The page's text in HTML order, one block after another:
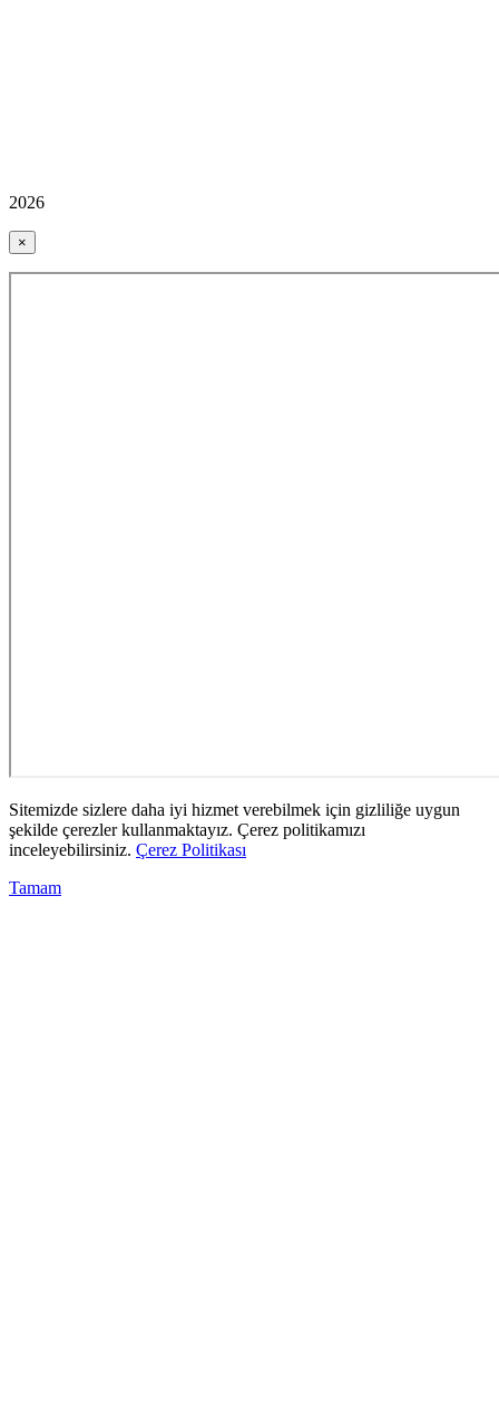
2026
×
Sitemizde sizlere daha iyi hizmet verebilmek için gizliliğe uygun
şekilde çerezler kullanmaktayız. Çerez politikamızı
inceleyebilirsiniz. Çerez Politikası
Tamam